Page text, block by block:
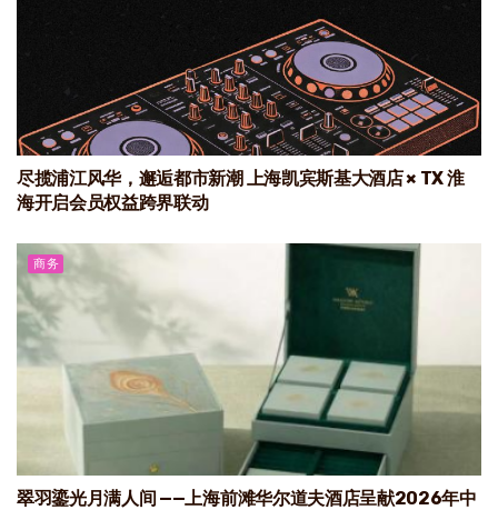
尽揽浦江风华，邂逅都市新潮 上海凯宾斯基大酒店 × TX 淮
海开启会员权益跨界联动
商务
翠羽鎏光月满人间 ——上海前滩华尔道夫酒店呈献2026年中